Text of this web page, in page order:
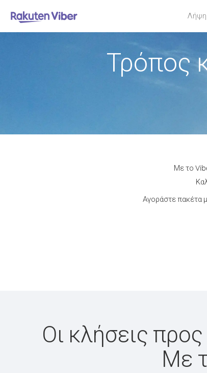
Λήψη
Τρόπος
Με το
Αγοράστε πακέτα
Οι κλήσεις
Με